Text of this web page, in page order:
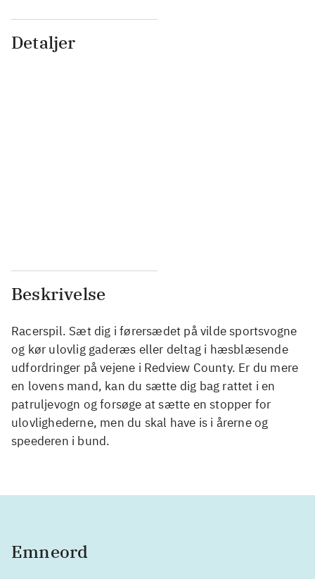
Detaljer
Beskrivelse
Racerspil. Sæt dig i førersædet på vilde sportsvogne
og kør ulovlig gaderæs eller deltag i hæsblæsende
udfordringer på vejene i Redview County. Er du mere
en lovens mand, kan du sætte dig bag rattet i en
patruljevogn og forsøge at sætte en stopper for
ulovlighederne, men du skal have is i årerne og
speederen i bund.
Emneord